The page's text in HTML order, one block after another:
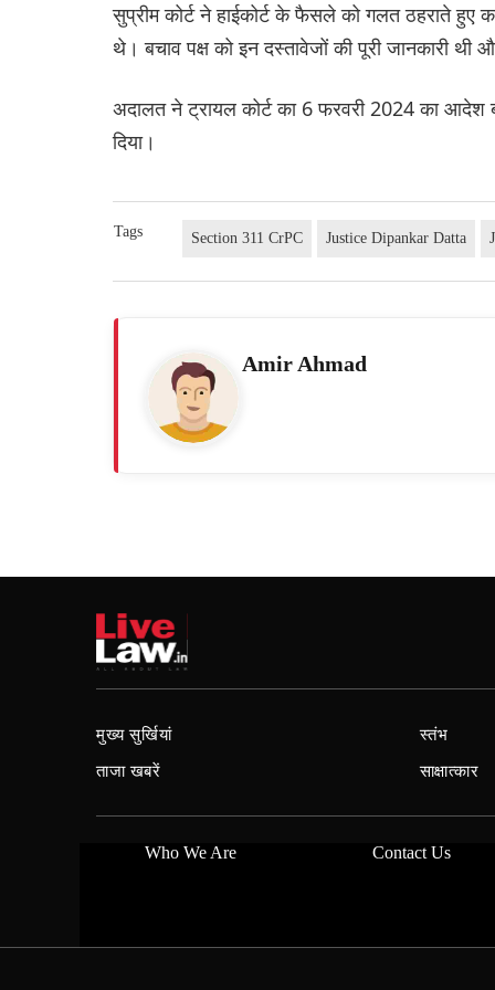
सुप्रीम कोर्ट ने हाईकोर्ट के फैसले को गलत ठहराते हुए
थे। बचाव पक्ष को इन दस्तावेजों की पूरी जानकारी
अदालत ने ट्रायल कोर्ट का 6 फरवरी 2024 का आदेश
दिया।
Tags Section 311 CrPC Justice Dipankar Datta
Amir Ahmad
मुख्य सुर्खियां
ताजा खबरें
स्तंभ
साक्षात्कार
Who We Are Contact Us